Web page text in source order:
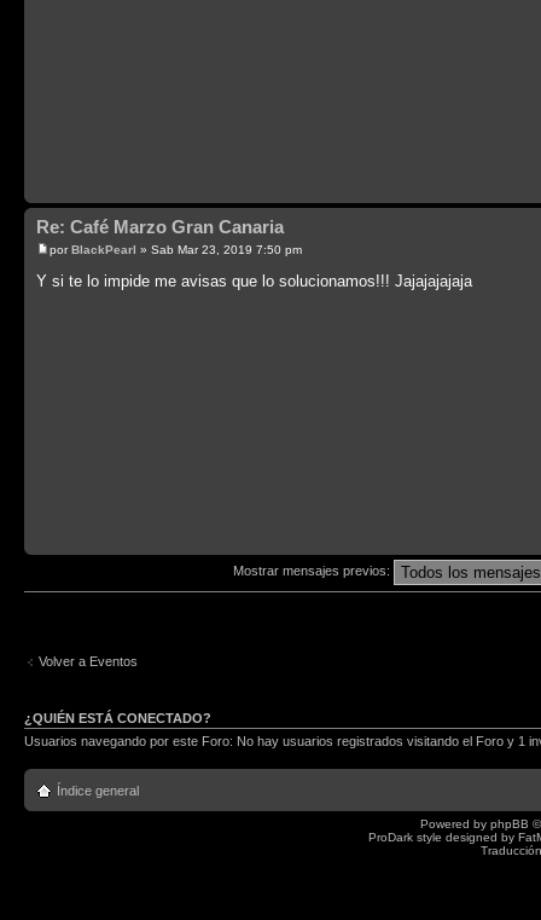
Re: Café Marzo Gran Canaria
porBlackPearl » Sab Mar 23, 2019 7:50 pm
Y si te lo impide me avisas que lo solucionamos!!! Jajajajajaja
Mostrar mensajes previos:
Volver a Eventos
¿QUIÉN ESTÁ CONECTADO?
Usuarios navegando por este Foro: No hay usuarios registrados visitando el Foro y 1
Índice general
Powered by phpBB
ProDark style designed by